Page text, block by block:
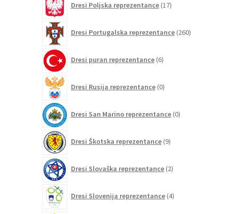
Dresi Poljska reprezentance 17izdelkov
Dresi Portugalska reprezentance 260izdelkov
Dresi puran reprezentance 6izdelkov
Dresi Rusija reprezentance 0izdelkov
Dresi San Marino reprezentance 0izdelkov
Dresi Škotska reprezentance 9izdelkov
Dresi Slovaška reprezentance 2izdelka
Dresi Slovenija reprezentance 4izdelki